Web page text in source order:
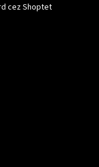
cez Shoptet